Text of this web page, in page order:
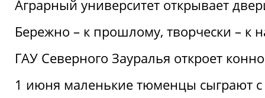
Аграрный университет открывает
Бережно – к прошлому, творчески – к
ГАУ Северного Зауралья откроет
1 июня маленькие тюменцы сыграют с